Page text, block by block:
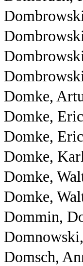
Domke,
Domke,
Domke,
Domke,
Domke,
Domke,
Dommin,
Domsch,